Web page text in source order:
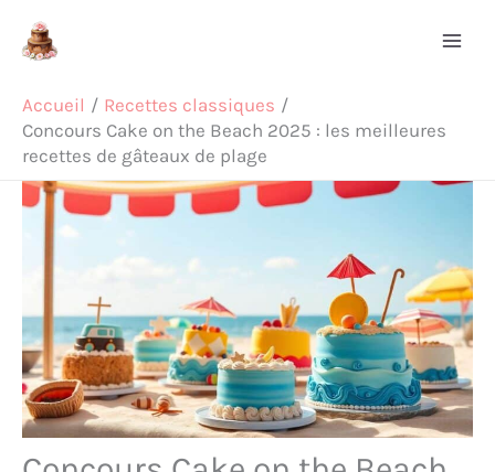
Accueil
Recettes classiques
Concours Cake on the Beach 2025 : les meilleures
recettes de gâteaux de plage
Rechercher